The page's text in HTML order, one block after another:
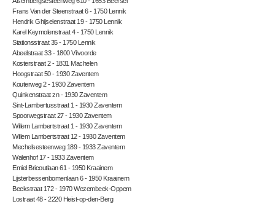
Frans Van der Steenstraat 6 - 1750 Lennik
Hendrik Ghijselenstraat 19 - 1750 Lennik
Karel Keymolenstraat 4 - 1750 Lennik
Stationsstraat 35 - 1750 Lennik
Abeelstraat 33 - 1800 Vilvoorde
Kosterstraat 2 - 1831 Machelen
Hoogstraat 50 - 1930 Zaventem
Kouterweg 2 - 1930 Zaventem
Quinkenstraat zn - 1930 Zaventem
Sint-Lambertusstraat 1 - 1930 Zaventem
Spoorwegstraat 27 - 1930 Zaventem
Willem Lambertstraat 1 - 1930 Zaventem
Willem Lambertstraat 12 - 1930 Zaventem
Mechelsesteenweg 189 - 1933 Zaventem
Walenhof 17 - 1933 Zaventem
Emiel Bricoutlaan 61 - 1950 Kraainem
Lijsterbessenbomenlaan 6 - 1950 Kraainem
Beekstraat 172 - 1970 Wezembeek-Oppem
Lostraat 48 - 2220 Heist-op-den-Berg